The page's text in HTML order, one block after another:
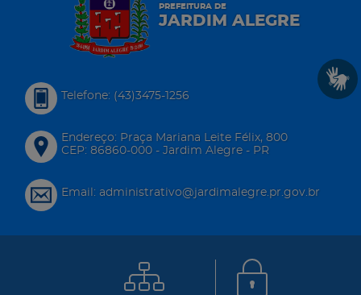
PREFEITURA DE
JARDIM ALEGRE
Telefone: (43)3475-1256
Endereço: Praça Mariana Leite Félix, 800
CEP: 86860-000 - Jardim Alegre - PR
Email: administrativo@jardimalegre.pr.gov.br